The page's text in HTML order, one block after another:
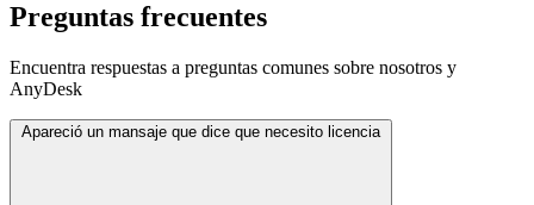
Preguntas frecuentes
Encuentra respuestas a preguntas comunes sobre nosotros y
AnyDesk
Apareció un mansaje que dice que necesito licencia